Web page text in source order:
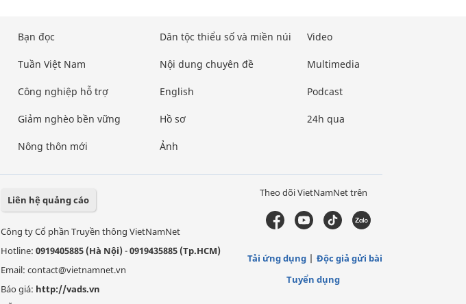
Bạn đọc
Tuần Việt Nam
Công nghiệp hỗ trợ
Giảm nghèo bền vững
Nông thôn mới
Dân tộc thiểu số và miền núi
Nội dung chuyên đề
English
Hồ sơ
Ảnh
Video
Multimedia
Podcast
24h qua
Liên hệ quảng cáo
Công ty Cổ phần Truyền thông VietNamNet
Hotline: 0919405885 (Hà Nội)-0919435885 (Tp.HCM)
Email: contact@vietnamnet.vn
Báo giá: http://vads.vn
Theo dõi VietNamNet trên
Tải ứng dụng
Độc giả gửi bài
Tuyển dụng